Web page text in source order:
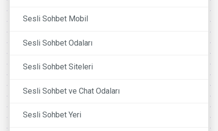
Sesli Sohbet Mobil
Sesli Sohbet Odaları
Sesli Sohbet Siteleri
Sesli Sohbet ve Chat Odaları
Sesli Sohbet Yeri